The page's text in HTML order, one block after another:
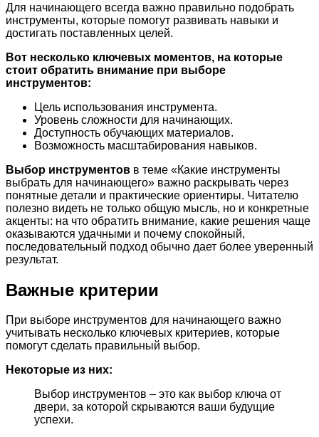
Для начинающего всегда важно правильно подобрать
инструменты, которые помогут развивать навыки и
достигать поставленных целей.
Вот несколько ключевых моментов, на которые
стоит обратить внимание при выборе
инструментов:
Цель использования инструмента.
Уровень сложности для начинающих.
Доступность обучающих материалов.
Возможность масштабирования навыков.
Выбор инструментов в теме «Какие инструменты
выбрать для начинающего» важно раскрывать через
понятные детали и практические ориентиры. Читателю
полезно видеть не только общую мысль, но и конкретные
акценты: на что обратить внимание, какие решения чаще
оказываются удачными и почему спокойный,
последовательный подход обычно дает более уверенный
результат.
Важные критерии
При выборе инструментов для начинающего важно
учитывать несколько ключевых критериев, которые
помогут сделать правильный выбор.
Некоторые из них:
Выбор инструментов – это как выбор ключа от
двери, за которой скрываются ваши будущие
успехи.